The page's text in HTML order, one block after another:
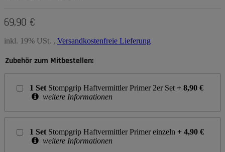
69,90 €
inkl. 19% USt. , Versandkostenfreie Lieferung
Zubehör zum Mitbestellen:
1 Set Stompgrip Haftvermittler Primer 2er Set + 8,90 €
weitere Informationen
1 Set Stompgrip Haftvermittler Primer einzeln + 4,90 €
weitere Informationen